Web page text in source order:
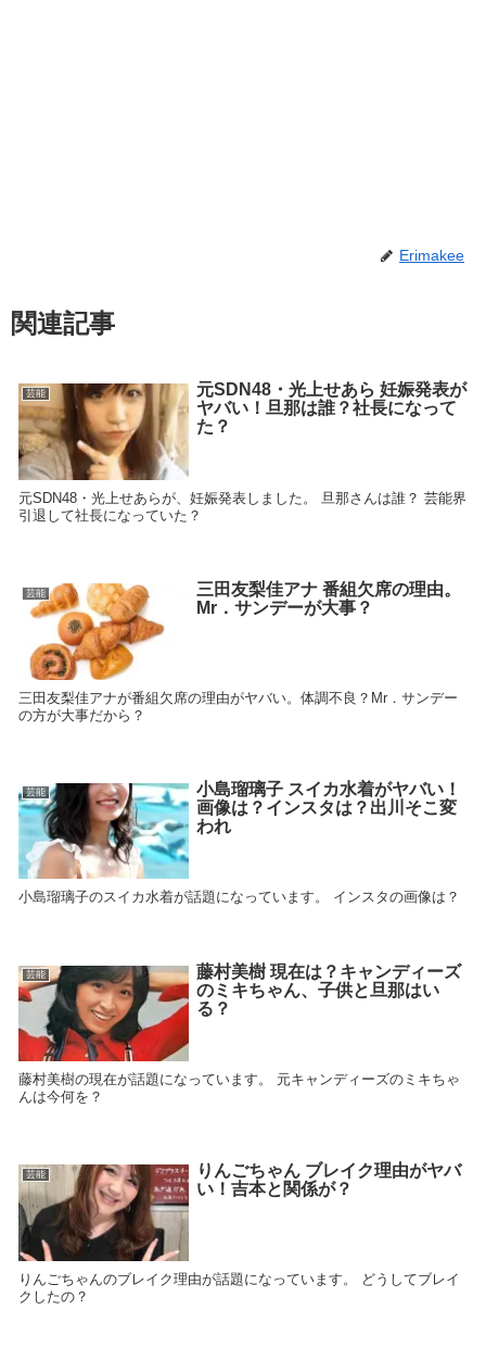
Erimakee
関連記事
芸能
元SDN48・光上せあら 妊娠発表が
ヤバい！旦那は誰？社長になって
た？
元SDN48・光上せあらが、妊娠発表しました。 旦那さんは誰？ 芸能界
引退して社長になっていた？
芸能
三田友梨佳アナ 番組欠席の理由。
Mr．サンデーが大事？
三田友梨佳アナが番組欠席の理由がヤバい。体調不良？Mr．サンデー
の方が大事だから？
芸能
小島瑠璃子 スイカ水着がヤバい！
画像は？インスタは？出川そこ変
われ
小島瑠璃子のスイカ水着が話題になっています。 インスタの画像は？
芸能
藤村美樹 現在は？キャンディーズ
のミキちゃん、子供と旦那はい
る？
藤村美樹の現在が話題になっています。 元キャンディーズのミキちゃ
んは今何を？
芸能
りんごちゃん ブレイク理由がヤバ
い！吉本と関係が？
りんごちゃんのブレイク理由が話題になっています。 どうしてブレイ
クしたの？